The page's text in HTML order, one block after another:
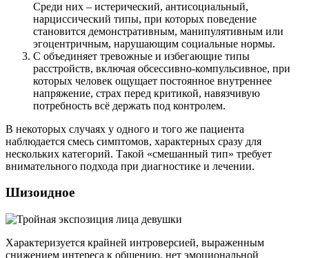
Среди них – истерический, антисоциальный,
нарциссический типы, при которых поведение
становится демонстративным, манипулятивным или
эгоцентричным, нарушающим социальные нормы.
C объединяет тревожные и избегающие типы
расстройств, включая обсессивно-компульсивное, при
которых человек ощущает постоянное внутреннее
напряжение, страх перед критикой, навязчивую
потребность всё держать под контролем.
В некоторых случаях у одного и того же пациента
наблюдается смесь симптомов, характерных сразу для
нескольких категорий. Такой «смешанный тип» требует
внимательного подхода при диагностике и лечении.
Шизоидное
Характеризуется крайней интроверсией, выраженным
снижением интереса к общению, нет эмоциональной